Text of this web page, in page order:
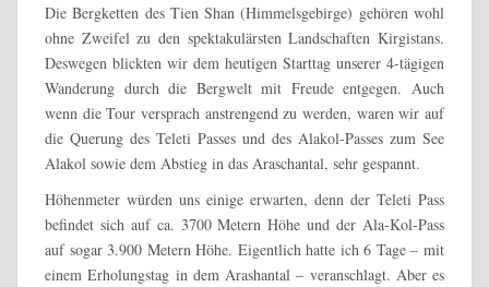
Die Bergketten des Tien Shan (Himmelsgebirge) gehören wohl
ohne Zweifel zu den spektakulärsten Landschaften Kirgistans.
Deswegen blickten wir dem heutigen Starttag unserer 4-tägigen
Wanderung durch die Bergwelt mit Freude entgegen. Auch
wenn die Tour versprach anstrengend zu werden, waren wir auf
die Querung des Teleti Passes und des Alakol-Passes zum See
Alakol sowie dem Abstieg in das Araschantal, sehr gespannt.
Höhenmeter würden uns einige erwarten, denn der Teleti Pass
befindet sich auf ca. 3700 Metern Höhe und der Ala-Kol-Pass
auf sogar 3.900 Metern Höhe. Eigentlich hatte ich 6 Tage – mit
einem Erholungstag in dem Arashantal – veranschlagt. Aber es